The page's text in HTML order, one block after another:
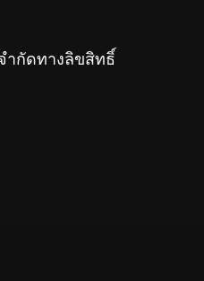
ำกัดทางลิขสิทธิ์